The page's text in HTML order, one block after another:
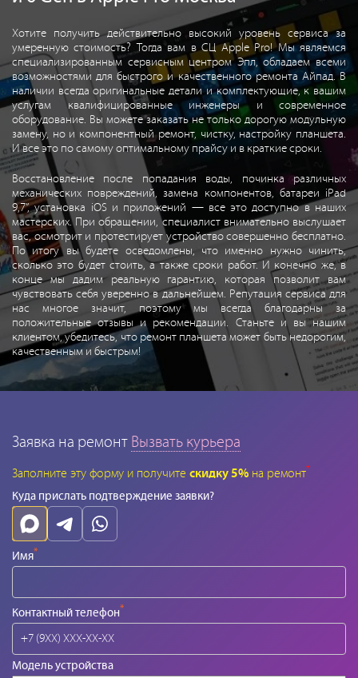
Хотите получить действительно высокий уровень сервиса за
умеренную стоимость? Тогда вам в СЦ Apple Pro! Мы являемся
специализированным сервисным центром Эпл, обладаем всеми
возможностями для быстрого и качественного ремонта Айпад. В
наличии всегда оригинальные детали и комплектующие, к вашим
услугам квалифицированные инженеры и современное
оборудование. Вы можете заказать не только дорогую модульную
замену, но и компонентный ремонт, чистку, настройку планшета.
И все это по самому оптимальному прайсу и в краткие сроки.
Восстановление после попадания воды, починка различных
механических повреждений, замена компонентов, батареи iPad
9,7”, установка iOS и приложений — все это доступно в наших
мастерских. При обращении, специалист внимательно выслушает
вас, осмотрит и протестирует устройство совершенно бесплатно.
По итогу вы будете осведомлены, что именно нужно чинить,
сколько это будет стоить, а также сроки работ. И конечно же, в
конце мы дадим реальную гарантию, которая позволит вам
чувствовать себя уверенно в дальнейшем. Репутация сервиса для
нас многое значит, поэтому мы всегда благодарны за
положительные отзывы и рекомендации. Станьте и вы нашим
клиентом, убедитесь, что ремонт планшета может быть недорогим,
качественным и быстрым!
Заявка на ремонт Вызвать курьера
Заполните эту форму и получите скидку 5% на ремонт*
Куда прислать подтверждение заявки?
Имя*
Контактный телефон*
Модель устройства